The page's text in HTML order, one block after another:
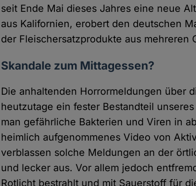
seit Ende Mai dieses Jahres eine neue
aus Kalifornien, erobert den deutschen
der Fleischersatzprodukte aus mehreren
Skandale zum Mittagessen?
Die anhaltenden Horrormeldungen über
heutzutage ein fester Bestandteil
man gefährliche Bakterien und Viren in
heimlich aufgenommenes Video von
verblassen solche Meldungen an der
und lecker aus. Vor allem jedoch
Rotlicht bestrahlt und mit Sauerstoff für